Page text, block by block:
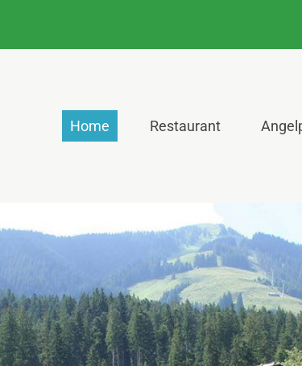
Home Restaurant